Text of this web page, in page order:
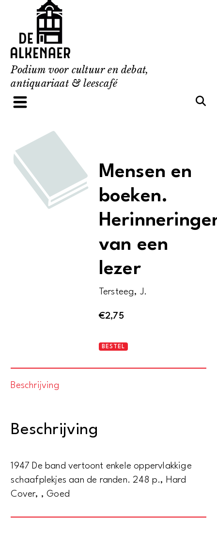
content
Podium voor cultuur en debat,
antiquariaat & leescafé
Mensen en
boeken.
van een
lezer
Tersteeg, J.
€2,75
Mensen
BESTEL
Beschrijving
Beschrijving
1947 De band vertoont enkele oppervlakkige
schaafplekjes aan de randen. 248 p., Hard
Cover, , Goed